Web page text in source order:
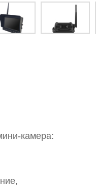
камера: